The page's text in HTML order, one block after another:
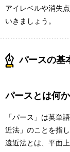
アイレベルや消失
いきましょう。
パースの基
パースとは何か
「パース」は英単
近法」のことを指し
遠近法とは、平面